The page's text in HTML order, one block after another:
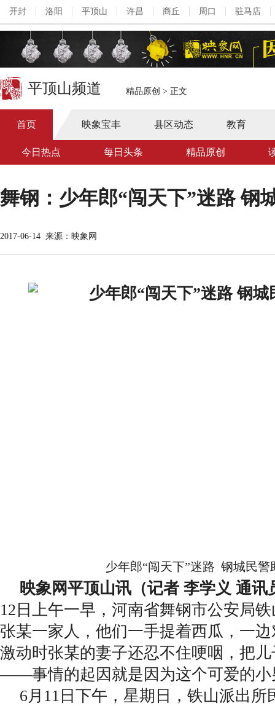
开封 洛阳 平顶山 许昌 商丘 周口 驻马店
平顶山频道 精品原创 > 正文
首页 映象宝丰 县区动态 教育
今日热点 每日头条 精品原创
舞钢：少年郎“闯天下”迷路 钢
2017-06-14 来源：映象网
少年郎“闯天下”迷路 钢城民警
映象网平顶山讯（记者 李学义 通
12日上午一早，河南省舞钢市公安局
张某一家人，他们一手提着西瓜，一
激动时张某的妻子还忍不住哽咽，把
——事情的起因就是因为这个可爱的小
6月11日下午，星期日，铁山派出所